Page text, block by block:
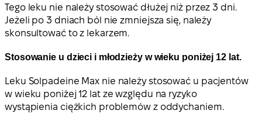
Tego leku nie należy stosować dłużej niż przez 3 dni.
Jeżeli po 3 dniach ból nie zmniejsza się, należy
skonsultować to z lekarzem.
Stosowanie u dzieci i młodzieży w wieku poniżej 12 lat.
Leku Solpadeine Max nie należy stosować u pacjentów
w wieku poniżej 12 lat ze względu na ryzyko
wystąpienia ciężkich problemów z oddychaniem.